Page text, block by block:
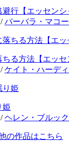
行【エッセンシ
/バーバラ・マコ
る方法【エッセ
/ケイト・ハーディ
姫
/ヘレン・ブルッ
の作品はこちら